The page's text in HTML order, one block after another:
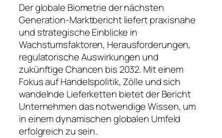
Der globale Biometrie der nächsten
Generation-Marktbericht liefert praxisnahe
und strategische Einblicke in
Wachstumsfaktoren, Herausforderungen,
regulatorische Auswirkungen und
zukünftige Chancen bis 2032. Mit einem
Fokus auf Handelspolitik, Zölle und sich
wandelnde Lieferketten bietet der Bericht
Unternehmen das notwendige Wissen, um
in einem dynamischen globalen Umfeld
erfolgreich zu sein.